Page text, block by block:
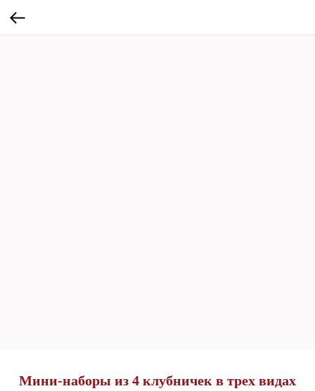
Мини-наборы из 4 клубничек в трех видах